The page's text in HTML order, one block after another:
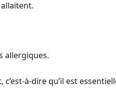
allergiques.
à-dire qu’il est